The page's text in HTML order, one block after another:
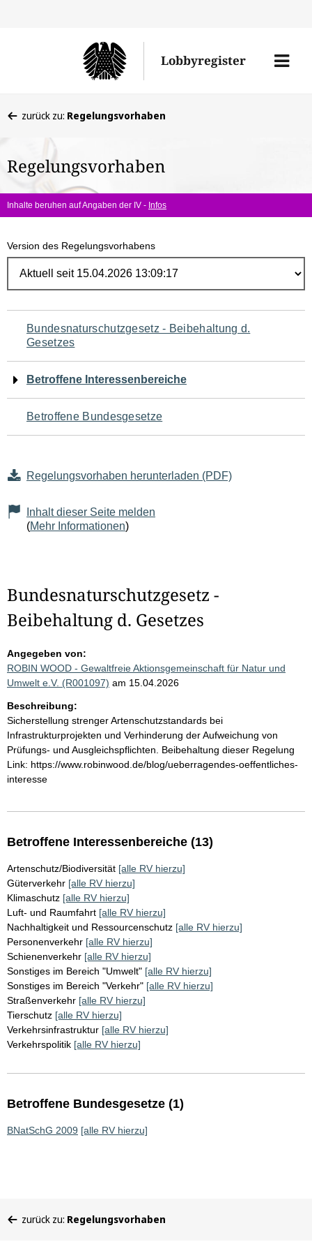
Lobbyregister
Menü
befinden
hier:
zurück zu: Regelungsvorhaben
Regelungsvorhaben
Inhalte beruhen auf Angaben der IV - Infos
Version des Regelungsvorhabens
Navigation
für
den
Seiteninhalt
Bundesnaturschutzgesetz - Beibehaltung d.
Gesetzes
Betroffene Interessenbereiche
Betroffene Bundesgesetze
Regelungsvorhaben herunterladen (PDF)
Inhalt dieser Seite melden
(Mehr Informationen)
Bundesnaturschutzgesetz -
Beibehaltung d. Gesetzes
Angegeben von:
ROBIN WOOD - Gewaltfreie Aktionsgemeinschaft für Natur und
Umwelt e.V. (R001097) am 15.04.2026
Beschreibung:
Sicherstellung strenger Artenschutzstandards bei
Infrastrukturprojekten und Verhinderung der Aufweichung von
Prüfungs- und Ausgleichspflichten. Beibehaltung dieser Regelung
Link: https://www.robinwood.de/blog/ueberragendes-oeffentliches-
interesse
Betroffene Interessenbereiche (13)
Artenschutz/Biodiversität [alle RV hierzu]
Güterverkehr [alle RV hierzu]
Klimaschutz [alle RV hierzu]
Luft- und Raumfahrt [alle RV hierzu]
Nachhaltigkeit und Ressourcenschutz [alle RV hierzu]
Personenverkehr [alle RV hierzu]
Schienenverkehr [alle RV hierzu]
Sonstiges im Bereich "Umwelt" [alle RV hierzu]
Sonstiges im Bereich "Verkehr" [alle RV hierzu]
Straßenverkehr [alle RV hierzu]
Tierschutz [alle RV hierzu]
Verkehrsinfrastruktur [alle RV hierzu]
Verkehrspolitik [alle RV hierzu]
Betroffene Bundesgesetze (1)
BNatSchG 2009 [alle RV hierzu]
befinden
zurück zu: Regelungsvorhaben